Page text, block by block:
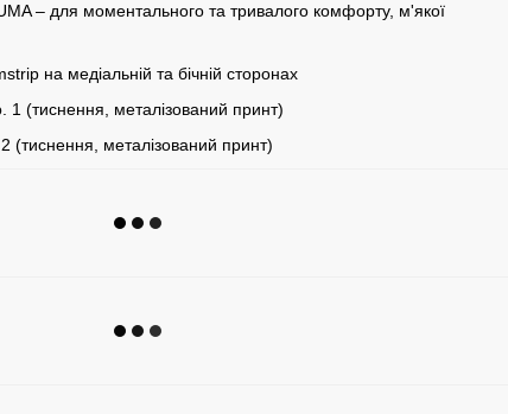
– для моментального та тривалого комфорту, м'якої
на медіальній та бічній сторонах
(тиснення, металізований принт)
(тиснення, металізований принт)